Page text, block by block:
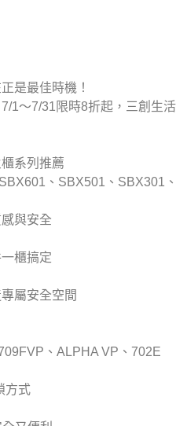
是最佳時機！
1～7/31限時8折起，三創生
系列推薦
、SBX501、SBX301
與安全
櫃搞定
屬安全空間
、ALPHA VP、702E
方式